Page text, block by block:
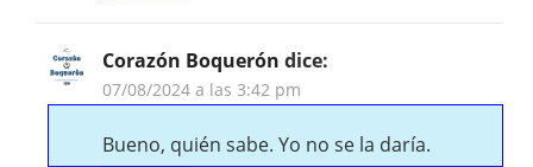
Corazón Boquerón dice:
07/08/2024 a las 3:42 pm
Bueno, quién sabe. Yo no se la daría.